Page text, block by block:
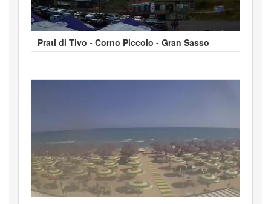
Prati di Tivo - Corno Piccolo - Gran Sasso